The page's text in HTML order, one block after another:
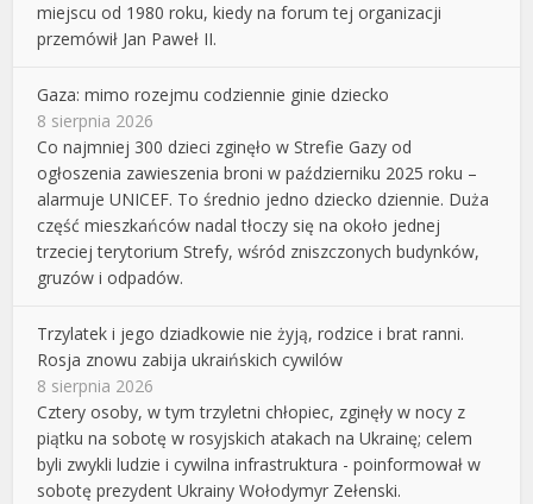
miejscu od 1980 roku, kiedy na forum tej organizacji
przemówił Jan Paweł II.
Gaza: mimo rozejmu codziennie ginie dziecko
8 sierpnia 2026
Co najmniej 300 dzieci zginęło w Strefie Gazy od
ogłoszenia zawieszenia broni w październiku 2025 roku –
alarmuje UNICEF. To średnio jedno dziecko dziennie. Duża
część mieszkańców nadal tłoczy się na około jednej
trzeciej terytorium Strefy, wśród zniszczonych budynków,
gruzów i odpadów.
Trzylatek i jego dziadkowie nie żyją, rodzice i brat ranni.
Rosja znowu zabija ukraińskich cywilów
8 sierpnia 2026
Cztery osoby, w tym trzyletni chłopiec, zginęły w nocy z
piątku na sobotę w rosyjskich atakach na Ukrainę; celem
byli zwykli ludzie i cywilna infrastruktura - poinformował w
sobotę prezydent Ukrainy Wołodymyr Zełenski.